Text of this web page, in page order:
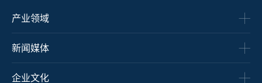
产业领域
新闻媒体
企业文化